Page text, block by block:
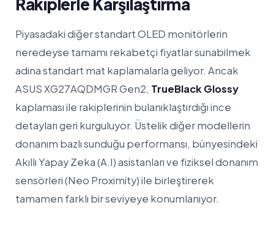
Rakiplerle Karşılaştırma
Piyasadaki diğer standart OLED monitörlerin
neredeyse tamamı rekabetçi fiyatlar sunabilmek
adına standart mat kaplamalarla geliyor. Ancak
ASUS XG27AQDMGR Gen2, TrueBlack Glossy
kaplaması ile rakiplerinin bulanıklaştırdığı ince
detayları geri kurguluyor. Üstelik diğer modellerin
donanım bazlı sunduğu performansı, bünyesindeki
Akıllı Yapay Zeka (A.I) asistanları ve fiziksel donanım
sensörleri (Neo Proximity) ile birleştirerek
tamamen farklı bir seviyeye konumlanıyor.